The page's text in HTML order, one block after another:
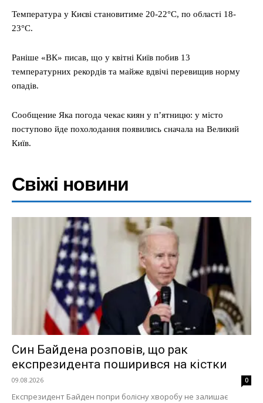
Температура у Києві становитиме 20-22°С, по області 18-
23°С.
Раніше «ВК» писав, що у квітні Київ побив 13
температурних рекордів та майже вдвічі перевищив норму
опадів.
Сообщение Яка погода чекає киян у п’ятницю: у місто
поступово йде похолодання появились сначала на Великий
Київ.
Свіжі новини
Син Байдена розповів, що рак
експрезидента поширився на кістки
09.08.2026 0
Експрезидент Байден попри болісну хворобу не залишає